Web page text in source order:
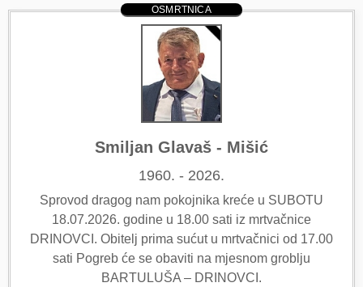
OSMRTNICA
Smiljan Glavaš - Mišić
1960. - 2026.
Sprovod dragog nam pokojnika kreće u SUBOTU
18.07.2026. godine u 18.00 sati iz mrtvačnice
DRINOVCI. Obitelj prima sućut u mrtvačnici od 17.00
sati Pogreb će se obaviti na mjesnom groblju
BARTULUŠA – DRINOVCI.